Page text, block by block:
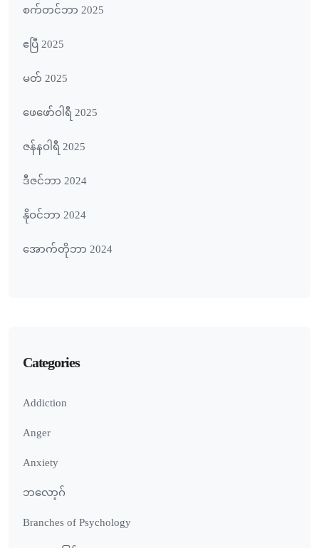
စက်တင်ဘာ 2025
ဧပြီ 2025
မတ် 2025
ဖေ‌ဖော်ဝါရီ 2025
ဇန်နဝါရီ 2025
ဒီဇင်ဘာ 2024
နိုဝင်ဘာ 2024
အောက်တိုဘာ 2024
Categories
Addiction
Anger
Anxiety
ဘလော့ဂ်
Branches of Psychology